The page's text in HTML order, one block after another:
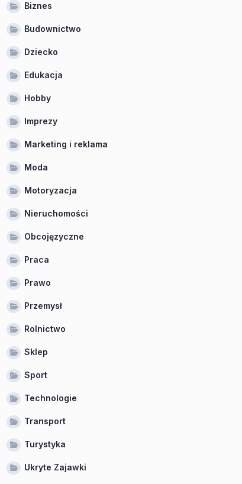
Biznes
Budownictwo
Dziecko
Edukacja
Hobby
Imprezy
Marketing i reklama
Moda
Motoryzacja
Nieruchomości
Obcojęzyczne
Praca
Prawo
Przemysł
Rolnictwo
Sklep
Sport
Technologie
Transport
Turystyka
Ukryte Zajawki